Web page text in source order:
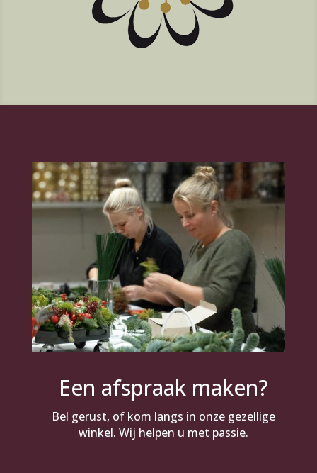
Een afspraak maken?
Bel gerust, of kom langs in onze gezellige
winkel. Wij helpen u met passie.